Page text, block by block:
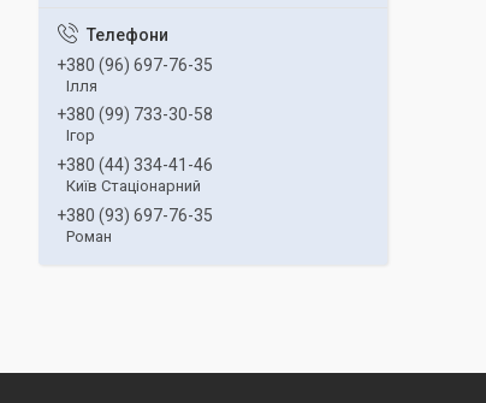
+380 (96) 697-76-35
Ілля
+380 (99) 733-30-58
Ігор
+380 (44) 334-41-46
Київ Стаціонарний
+380 (93) 697-76-35
Роман